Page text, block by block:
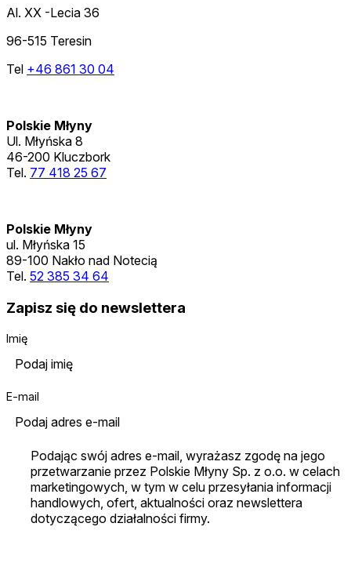
Al. XX -Lecia 36
96-515 Teresin
Tel +46 861 30 04
Polskie Młyny
Ul. Młyńska 8
46-200 Kluczbork
Tel. 77 418 25 67
Polskie Młyny
ul. Młyńska 15
89-100 Nakło nad Notecią
Tel. 52 385 34 64
Zapisz się do newslettera
Imię
E-mail
Podając swój adres e-mail, wyrażasz zgodę na jego
przetwarzanie przez Polskie Młyny Sp. z o.o. w celach
marketingowych, w tym w celu przesyłania informacji
handlowych, ofert, aktualności oraz newslettera
dotyczącego działalności firmy.